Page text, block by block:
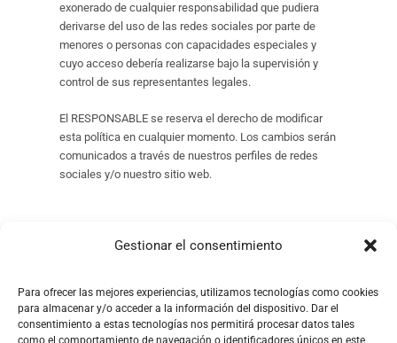
Gestionar el consentimiento
Para ofrecer las mejores experiencias, utilizamos tecnologías como cookies
para almacenar y/o acceder a la información del dispositivo. Dar el
consentimiento a estas tecnologías nos permitirá procesar datos tales
como el comportamiento de navegación o identificadores únicos en este
exonerado de cualquier responsabilidad que pudiera
derivarse del uso de las redes sociales por parte de
menores o personas con capacidades especiales y
cuyo acceso debería realizarse bajo la supervisión y
control de sus representantes legales.
El RESPONSABLE se reserva el derecho de modificar
esta política en cualquier momento. Los cambios serán
comunicados a través de nuestros perfiles de redes
sociales y/o nuestro sitio web.